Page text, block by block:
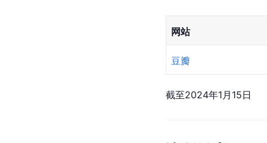
网站
豆瓣
截至2024年1月15日